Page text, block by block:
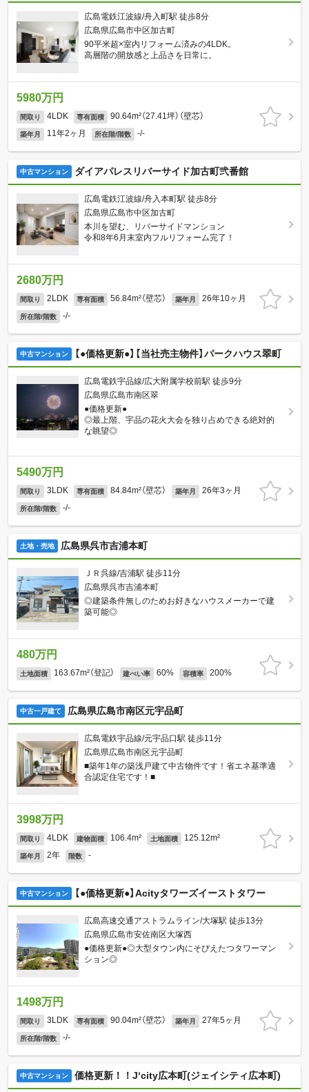
広島電鉄江波線/舟入町駅 徒歩8分
広島県広島市中区加古町
90平米超×室内リフォーム済みの4LDK。
高層階の開放感と上品さを日常に。
5980万円
間取り 4LDK 専有面積 90.64m²（27.41坪）（壁芯）
築年月 11年2ヶ月 所在階/階数 -/-
中古マンション ダイアパレスリバーサイド加古町弐番館
広島電鉄江波線/舟入本町駅 徒歩8分
広島県広島市中区加古町
本川を望む、リバーサイドマンション
令和8年6月末室内フルリフォーム完了！
2680万円
間取り 2LDK 専有面積 56.84m²（壁芯） 築年月 26年10ヶ月
所在階/階数 -/-
中古マンション 【●価格更新●】【当社売主物件】パークハウス翠町
広島電鉄宇品線/広大附属学校前駅 徒歩9分
広島県広島市南区翠
●価格更新●
◎最上階、宇品の花火大会を独り占めできる絶対的
な眺望◎
5490万円
間取り 3LDK 専有面積 84.84m²（壁芯） 築年月 26年3ヶ月
所在階/階数 -/-
土地・売地 広島県呉市吉浦本町
ＪＲ呉線/吉浦駅 徒歩11分
広島県呉市吉浦本町
◎建築条件無しのためお好きなハウスメーカーで建
築可能◎
480万円
土地面積 163.67m²（登記） 建ぺい率 60% 容積率 200%
中古一戸建て 広島県広島市南区元宇品町
広島電鉄宇品線/元宇品口駅 徒歩11分
広島県広島市南区元宇品町
■築年1年の築浅戸建て中古物件です！省エネ基準適
合認定住宅です！■
3998万円
間取り 4LDK 建物面積 106.4m² 土地面積 125.12m²
築年月 2年 階数 -
中古マンション 【●価格更新●】Acityタワーズイーストタワー
広島高速交通アストラムライン/大塚駅 徒歩13分
広島県広島市安佐南区大塚西
●価格更新●◎大型タウン内にそびえたつタワーマン
ション◎
1498万円
間取り 3LDK 専有面積 90.04m²（壁芯） 築年月 27年5ヶ月
所在階/階数 -/-
中古マンション 価格更新！！J‘city広本町(ジェイシティ広本町)